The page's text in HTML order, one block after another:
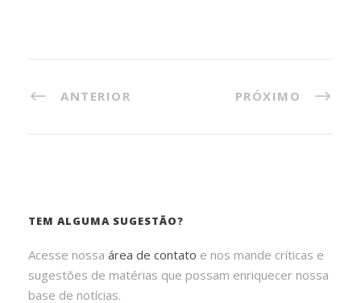
ANTERIOR PRÓXIMO
TEM ALGUMA SUGESTÃO?
Acesse nossa área de contato e nos mande críticas e
sugestões de matérias que possam enriquecer nossa
base de notícias.